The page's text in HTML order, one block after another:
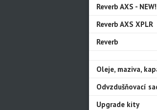
Reverb AXS -
Reverb AXS XPLR
Reverb
Oleje, maziva,
Odvzdušňovací
Upgrade kity